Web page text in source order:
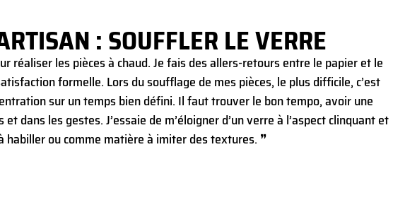
: SOUFFLER LE VERRE
réaliser les pièces à chaud. Je fais des allers-retours entre le papier et le
formelle. Lors du soufflage de mes pièces, le plus difficile, c’est
sur un temps bien défini. Il faut trouver le bon tempo, avoir une
dans les gestes. J’essaie de m’éloigner d’un verre à l’aspect clinquant et
habiller ou comme matière à imiter des textures. ❞